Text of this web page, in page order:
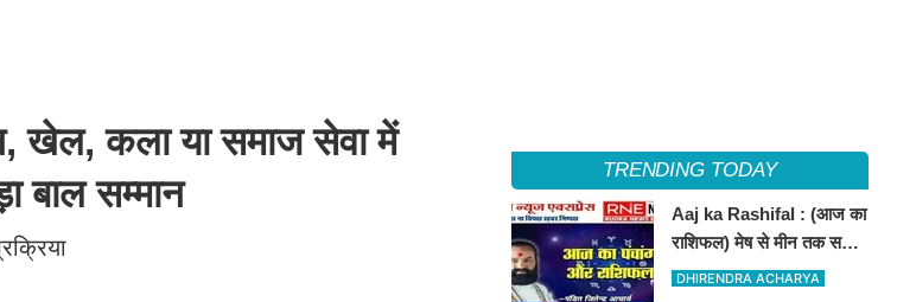
खेल, कला या समाज सेवा में
बाल सम्मान
TRENDING TODAY
Aaj ka Rashifal : (आज का
राशिफल) मेष से मीन तक सभी
राशिवालों के लिए ऐसा रहेगा
DHIRENDRA ACHARYA